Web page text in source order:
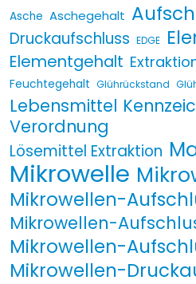
Asche Aschegehalt
Druckaufschluss EDGE
Elementgehalt
Feuchtegehalt Glührückstand
Lebensmittel
Verordnung
Lösemittel Extraktion
Mikrowelle
Mikrowellen-
Mikrowellen-
Mikrowellen-
Mikrowellen-